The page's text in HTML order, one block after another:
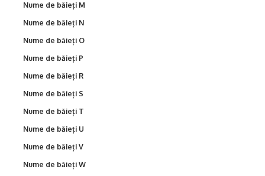
Nume de băieți M
Nume de băieți N
Nume de băieți O
Nume de băieți P
Nume de băieți R
Nume de băieți S
Nume de băieți T
Nume de băieți U
Nume de băieți V
Nume de băieți W